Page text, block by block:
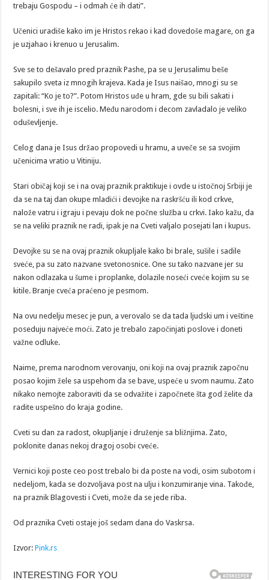
trebaju Gospodu – i odmah će ih dati”.
Učenici uradiše kako im je Hristos rekao i kad dovedoše magare, on ga
je uzjahao i krenuo u Jerusalim.
Sve se to dešavalo pred praznik Pashe, pa se u Jerusalimu beše
sakupilo sveta iz mnogih krajeva. Kada je Isus naišao, mnogi su se
zapitali: “Ko je to?”. Potom Hristos uđe u hram, gde su bili sakati i
bolesni, i sve ih je iscelio. Među narodom i decom zavladalo je veliko
oduševljenje.
Celog dana je Isus držao propovedi u hramu, a uveče se sa svojim
učenicima vratio u Vitiniju.
Stari običaj koji se i na ovaj praznik praktikuje i ovde u istočnoj Srbiji je
da se na taj dan okupe mladići i devojke na raskršću ili kod crkve,
nalože vatru i igraju i pevaju dok ne počne služba u crkvi. Iako kažu, da
se na veliki praznik ne radi, ipak je na Cveti valjalo posejati lan i kupus.
Devojke su se na ovaj praznik okupljale kako bi brale, sušile i sadile
sveće, pa su zato nazvane svetonosnice. One su tako nazvane jer su
nakon odlazaka u šume i proplanke, dolazile noseći cveće kojim su se
kitile. Branje cveća praćeno je pesmom.
Na ovu nedelju mesec je pun, a verovalo se da tada ljudski um i veštine
poseduju najveće moći. Zato je trebalo započinjati poslove i doneti
važne odluke.
Naime, prema narodnom verovanju, oni koji na ovaj praznik započnu
posao kojim žele sa uspehom da se bave, uspeće u svom naumu. Zato
nikako nemojte zaboraviti da se odvažite i započnete šta god želite da
radite uspešno do kraja godine.
Cveti su dan za radost, okupljanje i druženje sa bližnjima. Zato,
poklonite danas nekoj dragoj osobi cveće.
Vernici koji poste ceo post trebalo bi da poste na vodi, osim subotom i
nedeljom, kada se dozvoljava post na ulju i konzumiranje vina. Takođe,
na praznik Blagovesti i Cveti, može da se jede riba.
Od praznika Cveti ostaje još sedam dana do Vaskrsa.
Izvor:Pink.rs